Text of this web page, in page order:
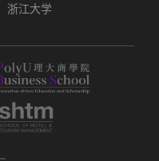
浙江大学